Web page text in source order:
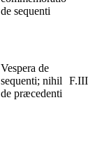
de sequenti
Vespera de
sequenti; nihil
de præcedenti
F.III